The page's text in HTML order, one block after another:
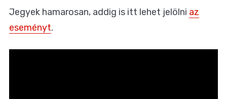
Jegyek hamarosan, addig is itt lehet jelölni az
eseményt.